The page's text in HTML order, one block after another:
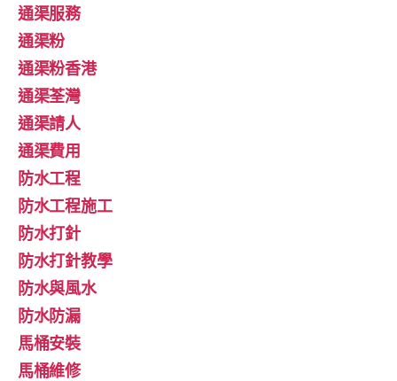
通渠服務
通渠粉
通渠粉香港
通渠荃灣
通渠請人
通渠費用
防水工程
防水工程施工
防水打針
防水打針教學
防水與風水
防水防漏
馬桶安裝
馬桶維修